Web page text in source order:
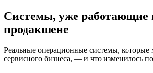
Системы, уже работающие
продакшене
Реальные операционные системы, которые
сервисного бизнеса, — и что изменилось